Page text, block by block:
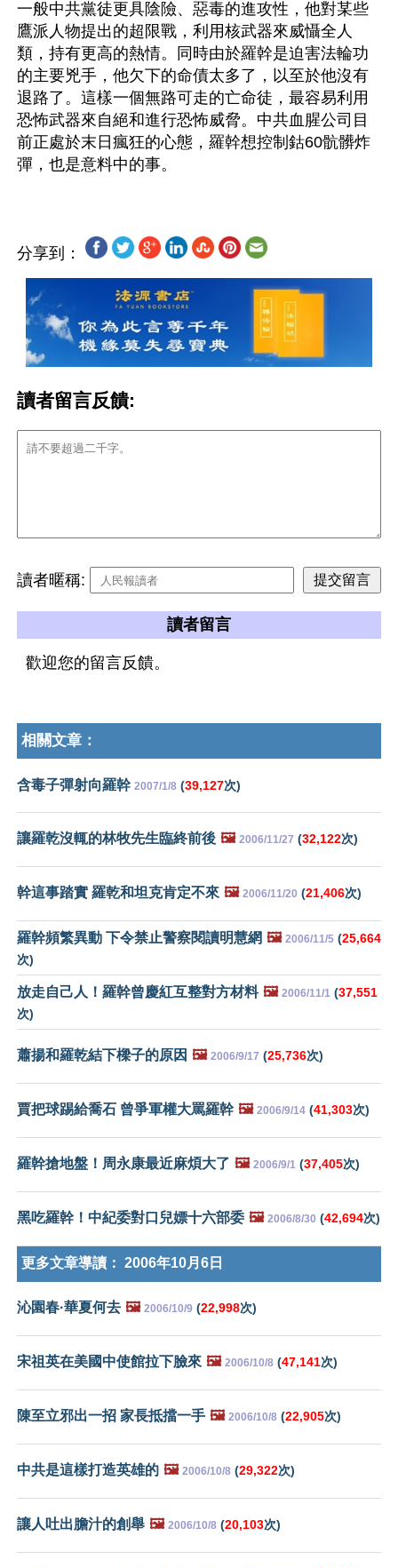
一般中共黨徒更具陰險、惡毒的進攻性，他對某些
鷹派人物提出的超限戰，利用核武器來威懾全人
類，持有更高的熱情。同時由於羅幹是迫害法輪功
的主要兇手，他欠下的命債太多了，以至於他沒有
退路了。這樣一個無路可走的亡命徒，最容易利用
恐怖武器來自絕和進行恐怖威脅。中共血腥公司目
前正處於末日瘋狂的心態，羅幹想控制鈷60骯髒炸
分享到：
讀者留言反饋:
讀者暱稱:
讀者留言
歡迎您的留言反饋。
相關文章：
含毒子彈射向羅幹 2007/1/8 (39,127次)
讓羅乾沒輒的林牧先生臨終前後 🖼️ 2006/11/27 (32,122次)
幹這事踏實 羅乾和坦克肯定不來 🖼️ 2006/11/20 (21,406次)
羅幹頻繁異動 下令禁止警察閱讀明慧網 🖼️ 2006/11/5 (25,664
次)
放走自己人！羅幹曾慶紅互整對方材料 🖼️ 2006/11/1 (37,551
次)
蕭揚和羅乾結下樑子的原因 🖼️ 2006/9/17 (25,736次)
賈把球踢給喬石 曾爭軍權大罵羅幹 🖼️ 2006/9/14 (41,303次)
羅幹搶地盤！周永康最近麻煩大了 🖼️ 2006/9/1 (37,405次)
黑吃羅幹！中紀委對口兒嫖十六部委 🖼️ 2006/8/30 (42,694次)
更多文章導讀： 2006年10月6日
沁園春·華夏何去 🖼️ 2006/10/9 (22,998次)
宋祖英在美國中使館拉下臉來 🖼️ 2006/10/8 (47,141次)
陳至立邪出一招 家長抵擋一手 🖼️ 2006/10/8 (22,905次)
中共是這樣打造英雄的 🖼️ 2006/10/8 (29,322次)
讓人吐出膽汁的創舉 🖼️ 2006/10/8 (20,103次)